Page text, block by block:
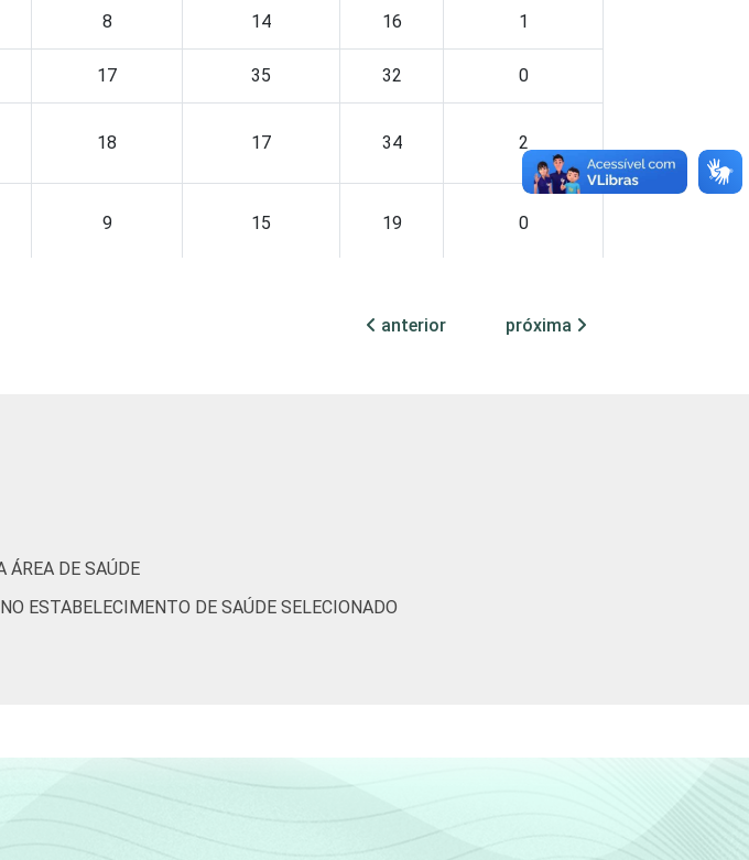
8 14 16 1
17 35 32 0
18 17 34 2
9 15 19 0
anterior próxima
ÁREA DE SAÚDE
ESTABELECIMENTO DE SAÚDE SELECIONADO